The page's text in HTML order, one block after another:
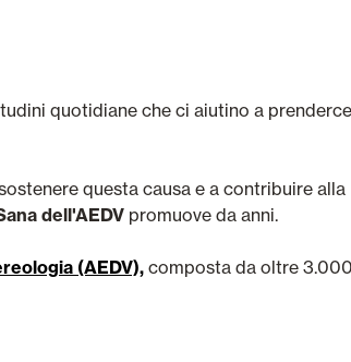
quotidiane che ci aiutino a
questa causa e a contribuire alla
dell'AEDV promuove da anni.
(AEDV), composta da oltre